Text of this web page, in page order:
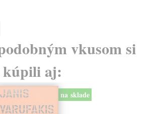
vkusom si
kúpili aj:
na sklade